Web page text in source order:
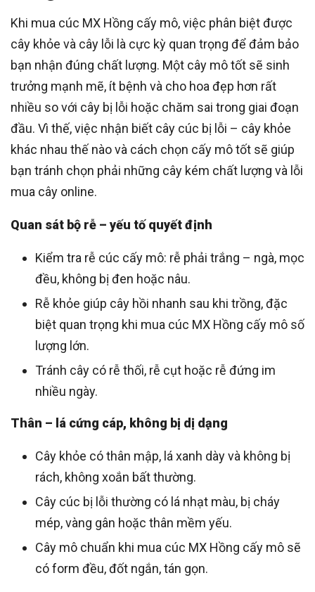
Khi mua cúc MX Hồng cấy mô, việc phân biệt được
cây khỏe và cây lỗi là cực kỳ quan trọng để đảm bảo
bạn nhận đúng chất lượng. Một cây mô tốt sẽ sinh
trưởng mạnh mẽ, ít bệnh và cho hoa đẹp hơn rất
nhiều so với cây bị lỗi hoặc chăm sai trong giai đoạn
đầu. Vì thế, việc nhận biết cây cúc bị lỗi – cây khỏe
khác nhau thế nào và cách chọn cấy mô tốt sẽ giúp
bạn tránh chọn phải những cây kém chất lượng và lỗi
mua cây online.
Quan sát bộ rễ – yếu tố quyết định
Kiểm tra rễ cúc cấy mô: rễ phải trắng – ngà, mọc
đều, không bị đen hoặc nâu.
Rễ khỏe giúp cây hồi nhanh sau khi trồng, đặc
biệt quan trọng khi mua cúc MX Hồng cấy mô số
lượng lớn.
Tránh cây có rễ thối, rễ cụt hoặc rễ đứng im
nhiều ngày.
Thân – lá cứng cáp, không bị dị dạng
Cây khỏe có thân mập, lá xanh dày và không bị
rách, không xoắn bất thường.
Cây cúc bị lỗi thường có lá nhạt màu, bị cháy
mép, vàng gân hoặc thân mềm yếu.
Cây mô chuẩn khi mua cúc MX Hồng cấy mô sẽ
có form đều, đốt ngắn, tán gọn.